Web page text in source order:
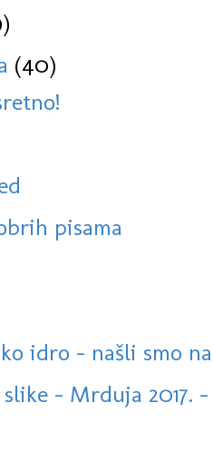
(40)
pisama
idro - našli smo
- Mrduja 2017.